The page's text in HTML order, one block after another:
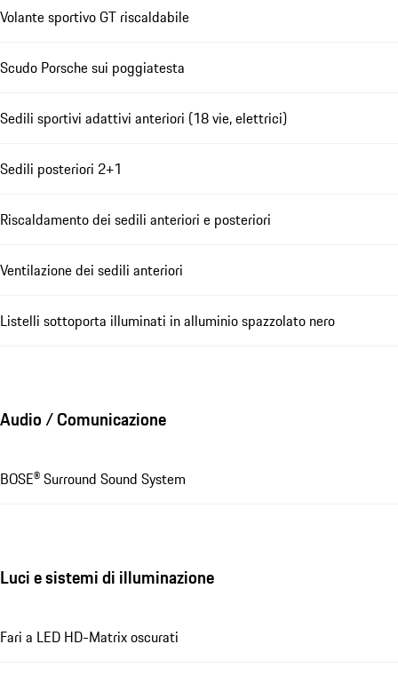
Volante sportivo GT riscaldabile
Scudo Porsche sui poggiatesta
Sedili sportivi adattivi anteriori (18 vie, elettrici)
Sedili posteriori 2+1
Riscaldamento dei sedili anteriori e posteriori
Ventilazione dei sedili anteriori
Listelli sottoporta illuminati in alluminio spazzolato nero
Audio / Comunicazione
BOSE® Surround Sound System
Luci e sistemi di illuminazione
Fari a LED HD-Matrix oscurati